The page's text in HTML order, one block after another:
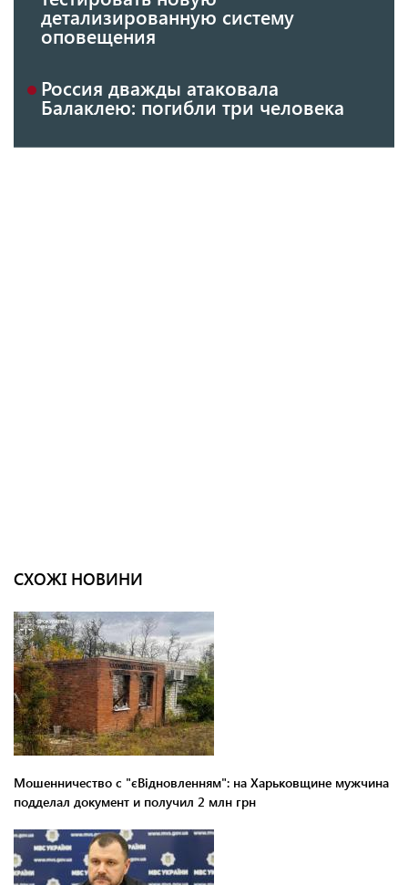
детализированную систему
оповещения
Россия дважды атаковала
Балаклею: погибли три человека
СХОЖІ НОВИНИ
Мошенничество с "єВідновленням": на Харьковщине мужчина
подделал документ и получил 2 млн грн